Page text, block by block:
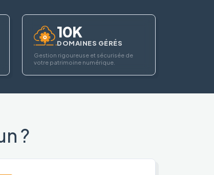
10K
DOMAINES GÉRÉS
Gestion rigoureuse et sécurisée de
votre patrimoine numérique.
?